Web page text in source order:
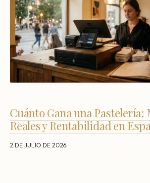
Cuánto Gana una Pastelería:
Reales y Rentabilidad en
2 DE JULIO DE 2026